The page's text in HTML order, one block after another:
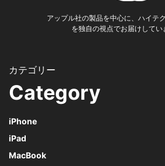
アップル社の製品を中心に、ハイテ
を独自の視点でお届けしてい
Category
iPhone
iPad
MacBook